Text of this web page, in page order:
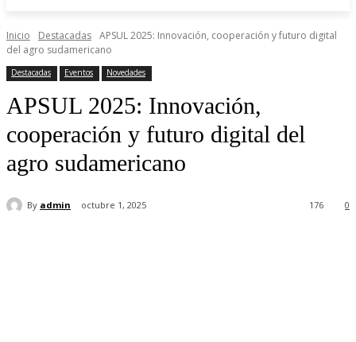
Inicio Destacadas APSUL 2025: Innovación, cooperación y futuro digital
del agro sudamericano
Destacadas Eventos Novedades
APSUL 2025: Innovación,
cooperación y futuro digital del
agro sudamericano
By admin octubre 1, 2025 0
176